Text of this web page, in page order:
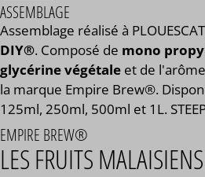
ASSEMBLAGE
Assemblage réalisé à
DIY®. Composé de mono
glycérine végétale et de
la marque Empire Brew®.
125ml, 250ml, 500ml et 1L.
EMPIRE BREW®
LES FRUITS